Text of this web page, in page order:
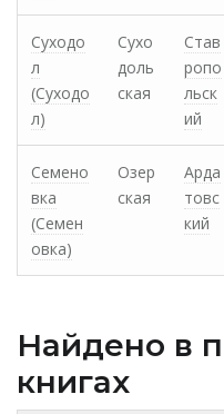
Суходо
л
(Суходо
л)
Сухо
доль
ская
Став
ропо
льск
ий
Семено
вка
(Семен
овка)
Озер
ская
Арда
товс
кий
Найдено в
книгах